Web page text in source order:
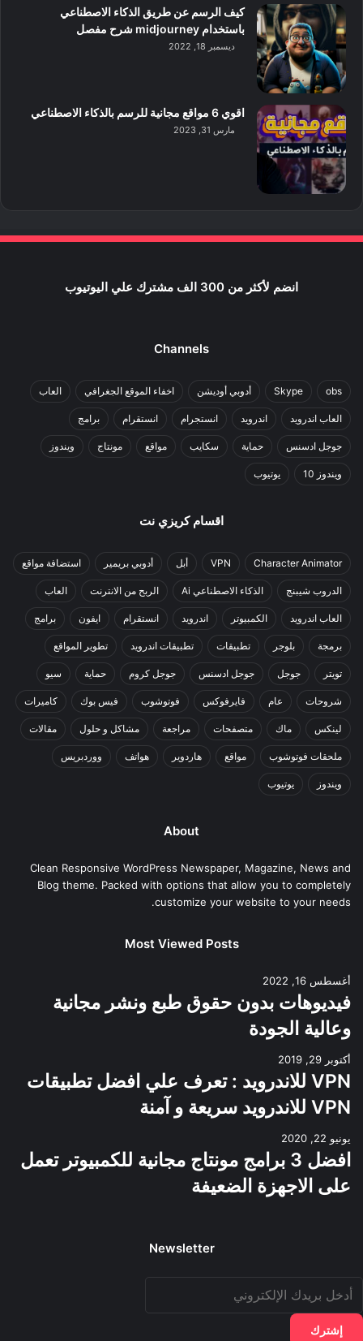
كيف الرسم عن طريق الذكاء الاصطناعي
باستخدام midjourney شرح مفصل
ديسمبر 18, 2022
اقوي 6 مواقع مجانية للرسم بالذكاء الاصطناعي
مارس 31, 2023
انضم لأكثر من 300 الف مشترك علي اليوتيوب
Channels
obs
Skype أدوبي أوديشن اخفاء الموقع الجغرافي العاب
العاب اندرويد اندرويد انستجرام انستقرام برامج
جوجل ادسنس حماية سكايب مواقع مونتاج ويندوز
ويندوز 10 يوتيوب
اقسام كريزي نت
Character Animator
VPN أبل أدوبي بريمير استضافة مواقع
الدروب شيبنج الذكاء الاصطناعي Ai الربح من الانترنت العاب
العاب اندرويد الكمبيوتر اندرويد انستقرام ايفون برامج
برمجة بلوجر تطبيقات تطبيقات اندرويد تطوير المواقع
تويتر جوجل جوجل ادسنس جوجل كروم حماية سيو
شروحات عام فايرفوكس فوتوشوب فيس بوك كاميرات
لينكس ماك متصفحات مراجعة مشاكل و حلول مقالات
ملحقات فوتوشوب مواقع هاردوير هواتف ووردبريس
ويندوز يوتيوب
About
Clean Responsive WordPress Newspaper, Magazine, News and
Blog theme. Packed with options that allow you to completely
customize your website to your needs.
Most Viewed Posts
أغسطس 16, 2022
فيديوهات بدون حقوق طبع ونشر مجانية
وعالية الجودة
أكتوبر 29, 2019
VPN للاندرويد : تعرف علي افضل تطبيقات
VPN للاندرويد سريعة و آمنة
يونيو 22, 2020
افضل 3 برامج مونتاج مجانية للكمبيوتر تعمل
على الاجهزة الضعيفة
Newsletter
أدخل
بريدك
الإلكتروني